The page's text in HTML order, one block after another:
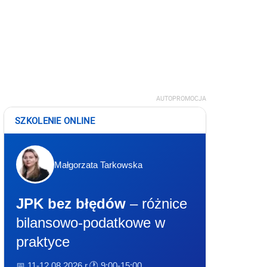
AUTOPROMOCJA
SZKOLENIE ONLINE
Małgorzata Tarkowska
JPK bez błędów – różnice
bilansowo-podatkowe w
praktyce